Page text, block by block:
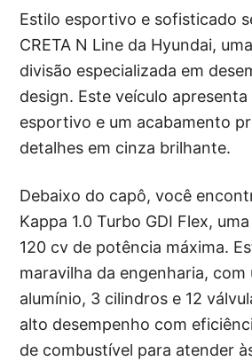
Estilo esportivo e sofisticado
CRETA N Line da Hyundai,
divisão especializada em
design. Este veículo apresenta
esportivo e um acabamento
detalhes em cinza brilhante.
Debaixo do capô, você
Kappa 1.0 Turbo GDI Flex,
120 cv de potência máxima.
maravilha da engenharia,
alumínio, 3 cilindros e 12
alto desempenho com
de combustível para atender